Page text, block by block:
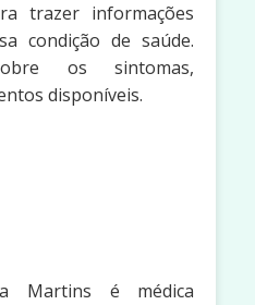
trazer informações
condição de saúde.
os sintomas,
disponíveis.
Martins é médica